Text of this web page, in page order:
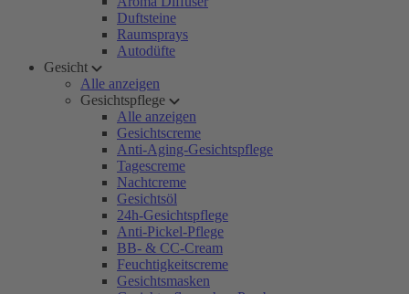
Duftsteine
Raumsprays
Autodüfte
Gesicht
Alle anzeigen
Gesichtspflege
Alle anzeigen
Gesichtscreme
Anti-Aging-Gesichtspflege
Tagescreme
Nachtcreme
Gesichtsöl
24h-Gesichtspflege
Anti-Pickel-Pflege
BB- & CC-Cream
Feuchtigkeitscreme
Gesichtsmasken